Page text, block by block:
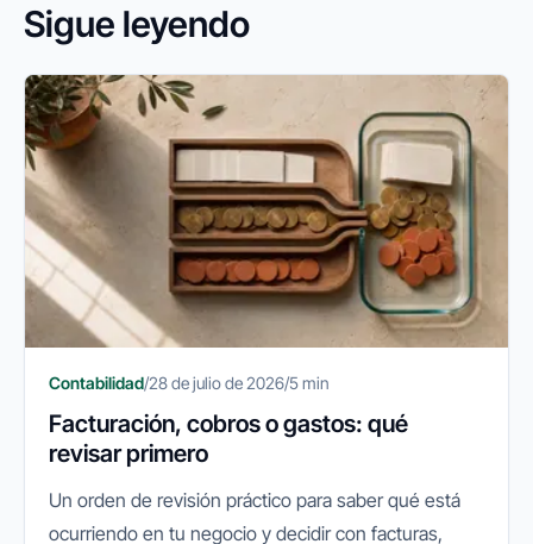
Sigue leyendo
Contabilidad/28 de julio de 2026/5 min
Facturación, cobros o gastos: qué
revisar primero
Un orden de revisión práctico para saber qué está
ocurriendo en tu negocio y decidir con facturas,